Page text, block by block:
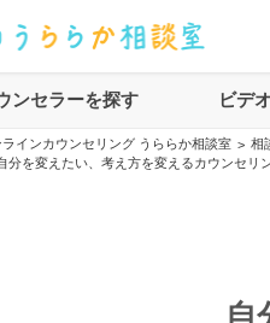
ンセラーを探す ビデ
ラインカウンセリング うららか相談室 > 相
分を変えたい、考え方を変えるカウンセリ
自